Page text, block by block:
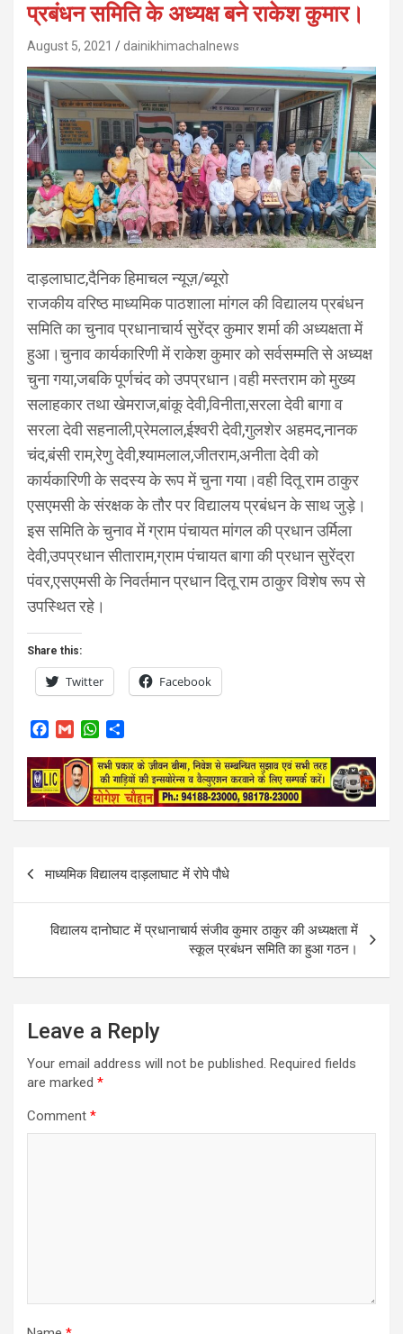
प्रबंधन समिति के अध्यक्ष बने राकेश कुमार।
August 5, 2021 dainikhimachalnews
दाड़लाघाट,दैनिक हिमाचल न्यूज़/ब्यूरो
राजकीय वरिष्ठ माध्यमिक पाठशाला मांगल की विद्यालय प्रबंधन
समिति का चुनाव प्रधानाचार्य सुरेंद्र कुमार शर्मा की अध्यक्षता में
हुआ।चुनाव कार्यकारिणी में राकेश कुमार को सर्वसम्मति से अध्यक्ष
चुना गया,जबकि पूर्णचंद को उपप्रधान।वही मस्तराम को मुख्य
सलाहकार तथा खेमराज,बांकू देवी,विनीता,सरला देवी बागा व
सरला देवी सहनाली,प्रेमलाल,ईश्वरी देवी,गुलशेर अहमद,नानक
चंद,बंसी राम,रेणु देवी,श्यामलाल,जीतराम,अनीता देवी को
कार्यकारिणी के सदस्य के रूप में चुना गया।वही दितू राम ठाकुर
एसएमसी के संरक्षक के तौर पर विद्यालय प्रबंधन के साथ जुड़े।
इस समिति के चुनाव में ग्राम पंचायत मांगल की प्रधान उर्मिला
देवी,उपप्रधान सीताराम,ग्राम पंचायत बागा की प्रधान सुरेंद्रा
पंवर,एसएमसी के निवर्तमान प्रधान दितू राम ठाकुर विशेष रूप से
उपस्थित रहे।
Share this:
Twitter Facebook
c
e
b
o
a
i
l
W
a
t
s
A
a
r
e
माध्यमिक विद्यालय दाड़लाघाट में रोपे पौधे
विद्यालय दानोघाट में प्रधानाचार्य संजीव कुमार ठाकुर की अध्यक्षता में
स्कूल प्रबंधन समिति का हुआ गठन।
Leave a Reply
Your email address will not be published. Required fields
are marked *
Comment *